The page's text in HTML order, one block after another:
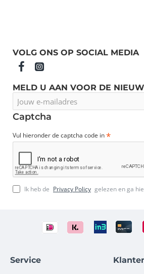
VOLG ONS OP SOCIAL MEDIA
MELD U AAN VOOR DE
e-
mailadres
Captcha
Vul hieronder de captcha code in
Ik heb de Privacy Policy gelezen en ga
Service